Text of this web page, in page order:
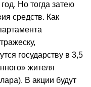
Но тогда затею
средств. Как
государству в 3,5
жителя
В акции будут